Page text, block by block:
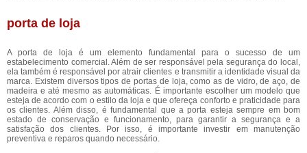
porta de loja
A porta de loja é um elemento fundamental para o sucesso de um
estabelecimento comercial. Além de ser responsável pela segurança do local,
ela também é responsável por atrair clientes e transmitir a identidade visual da
marca. Existem diversos tipos de portas de loja, como as de vidro, de aço, de
madeira e até mesmo as automáticas. É importante escolher um modelo que
esteja de acordo com o estilo da loja e que ofereça conforto e praticidade para
os clientes. Além disso, é fundamental que a porta esteja sempre em bom
estado de conservação e funcionamento, para garantir a segurança e a
satisfação dos clientes. Por isso, é importante investir em manutenção
preventiva e reparos quando necessário.